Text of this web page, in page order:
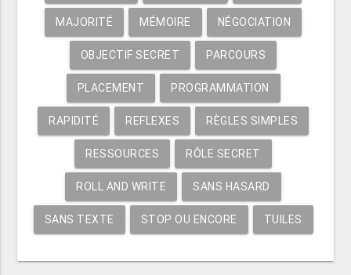
MAJORITÉ MÉMOIRE NÉGOCIATION
OBJECTIF SECRET PARCOURS
PLACEMENT PROGRAMMATION
RAPIDITÉ REFLEXES RÈGLES SIMPLES
RESSOURCES RÔLE SECRET
ROLL AND WRITE SANS HASARD
SANS TEXTE STOP OU ENCORE TUILES